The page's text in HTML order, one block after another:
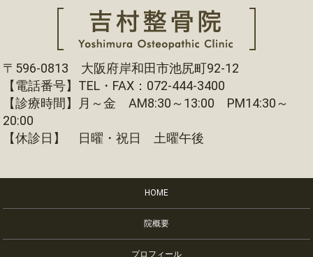
〒596-0813 大阪府岸和田市池尻町92-12
【電話番号】TEL・FAX：072-444-3400
【診療時間】月～金 AM8:30～13:00 PM14:30～
20:00
【休診日】 日曜・祝日 土曜午後
HOME
院概要
プロフィール